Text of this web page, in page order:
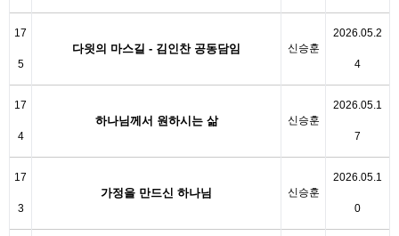
17
5
다읫의 마스길 - 김인찬 공동담임 신승훈
2026.05.2
4
17
4
하나님께서 원하시는 삶 신승훈
2026.05.1
7
17
3
가정을 만드신 하나님 신승훈
2026.05.1
0